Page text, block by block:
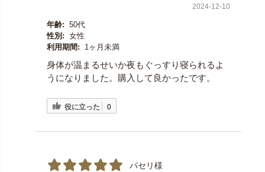
2024-12-10
年齢: 50代
性別: 女性
利用期間:
1ヶ月未満
身体が温まるせいか夜もぐっすり寝られるよ
うになりました。購入して良かったです。
役に立った 0
パセリ様